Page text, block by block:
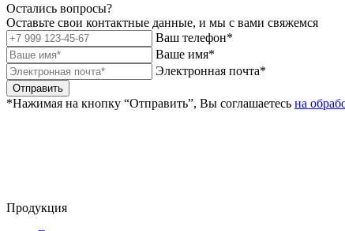
Остались вопросы?
Оставьте свои контактные данные, и мы с вами свяжемся
Ваш телефон*
Ваше имя*
Электронная почта*
Отправить
*Нажимая на кнопку “Отправить”, Вы соглашаетесь на
Продукция